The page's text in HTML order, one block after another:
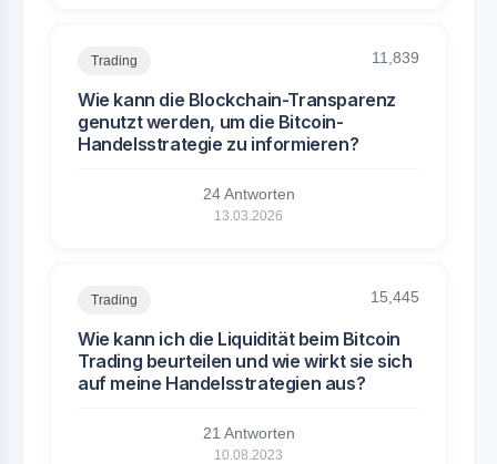
Trading 11,839
Wie kann die Blockchain-Transparenz
genutzt werden, um die Bitcoin-
Handelsstrategie zu informieren?
24 Antworten
13.03.2026
Trading 15,445
Wie kann ich die Liquidität beim Bitcoin
Trading beurteilen und wie wirkt sie sich
auf meine Handelsstrategien aus?
21 Antworten
10.08.2023